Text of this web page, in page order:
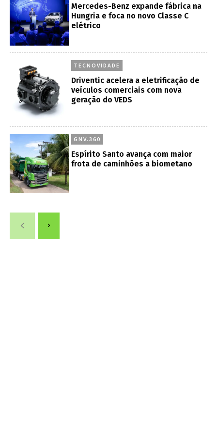
Mercedes-Benz expande fábrica na
Hungria e foca no novo Classe C
elétrico
TECNOVIDADE
Driventic acelera a eletrificação de
veículos comerciais com nova
geração do VEDS
GNV.360
Espírito Santo avança com maior
frota de caminhões a biometano